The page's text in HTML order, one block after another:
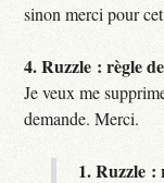
sinon merci pour
4.Ruzzle : règle
Je veux me
demande. Merci.
1.Ruzzle :